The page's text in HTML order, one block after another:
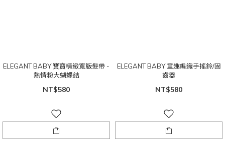
ELEGANT BABY 寶寶精緻寬版髮帶 -
熱情粉大蝴蝶結
NT$580
ELEGANT BABY 童趣編織手搖鈴/固
齒器
NT$580